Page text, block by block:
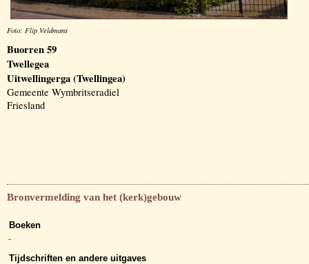
Foto: Flip Veldmans
Buorren 59
Twellegea
Uitwellingerga (Twellingea)
Gemeente Wymbritseradiel
Friesland
Bronvermelding van het (kerk)gebouw
Boeken
-
Tijdschriften en andere uitgaves